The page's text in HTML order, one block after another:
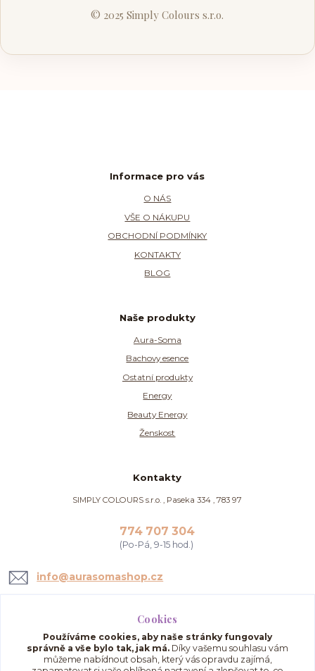
© 2025 Simply Colours s.r.o.
Informace pro vás
O NÁS
VŠE O NÁKUPU
OBCHODNÍ PODMÍNKY
KONTAKTY
BLOG
Naše produkty
Aura-Soma
Bachovy esence
Ostatní produkty
Energy
Beauty Energy
Ženskost
Kontakty
SIMPLY COLOURS s.r.o. , Paseka 334 , 783 97
774 707 304
(Po-Pá, 9-15 hod.)
info@aurasomashop.cz
Cookies
Používáme cookies, aby naše stránky fungovaly
správně a vše bylo tak, jak má. Díky vašemu souhlasu vám
můžeme nabídnout obsah, který vás opravdu zajímá,